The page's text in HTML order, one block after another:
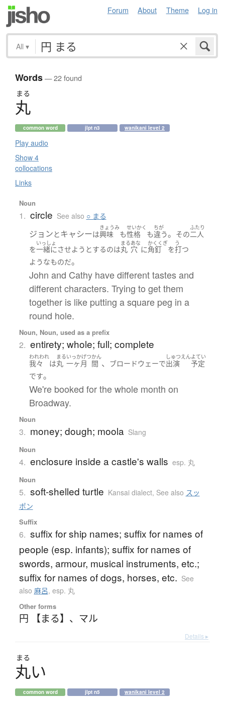
Forum About Theme Log in
All ▾
Words— 22 found
まる
丸
common word jlpt n3 wanikani level 2
Play audio
Show 4
collocations
Links
Noun
1. circle See also ○ まる
ジョン とキャシーは
きょうみ
興味 も
せいかく
性格 も
ちが
違う。 その
ふたり
二人
を
いっしょ
一緒にさせよう とするのは
まる
丸
あな
穴 に
かくくぎ
角釘 を
う
打つ
ようなものだ。
John and Cathy have different tastes and
different characters. Trying to get them
together is like putting a square peg in a
round hole.
Noun, Noun, used as a prefix
2. entirety; whole; full; complete
われわれ
我々 は
まる
丸
いっかげつ
一ヶ月
かん
間 、 ブロードウェーで
しゅつえん
出演
よてい
予定
です。
We're booked for the whole month on
Broadway.
Noun
3. money; dough; moola Slang
Noun
4. enclosure inside a castle's walls esp. 丸
Noun
5. soft-shelled turtle Kansai dialect, See also スッ
ポン
Suffix
6. suffix for ship names; suffix for names of
people (esp. infants); suffix for names of
swords, armour, musical instruments, etc.;
suffix for names of dogs, horses, etc. See
also 麻呂, esp. 丸
Other forms
円 【まる】 、 マル
Details ▸
まる
丸い
common word jlpt n5 wanikani level 2